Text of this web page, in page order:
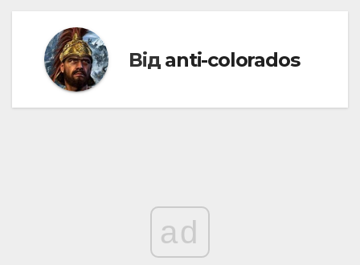
Від anti-colorados
ad